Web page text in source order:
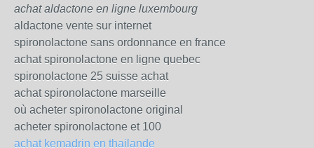
achat aldactone en ligne luxembourg
aldactone vente sur internet
spironolactone sans ordonnance en france
achat spironolactone en ligne quebec
spironolactone 25 suisse achat
achat spironolactone marseille
où acheter spironolactone original
acheter spironolactone et 100
achat kemadrin en thailande